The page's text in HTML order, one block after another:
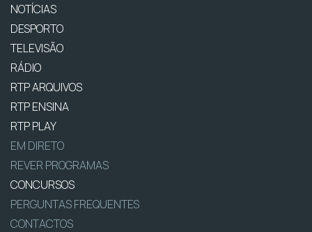
NOTÍCIAS
DESPORTO
TELEVISÃO
RÁDIO
RTP ARQUIVOS
RTP ENSINA
RTP PLAY
EM DIRETO
REVER PROGRAMAS
CONCURSOS
PERGUNTAS FREQUENTES
CONTACTOS